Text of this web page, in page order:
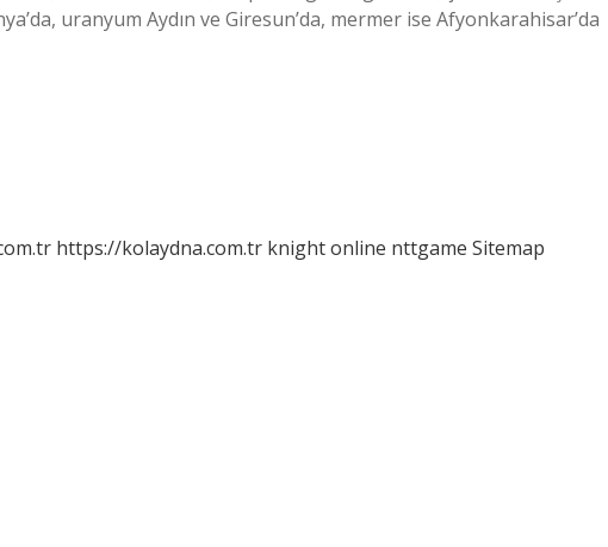
uranyum Aydın ve Giresun’da, mermer ise Afyonkarahisar’da
https://kolaydna.com.tr knight online nttgame Sitemap